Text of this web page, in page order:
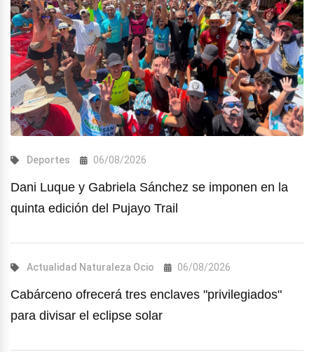
Deportes 06/08/2026
Dani Luque y Gabriela Sánchez se imponen en la
quinta edición del Pujayo Trail
Actualidad Naturaleza Ocio 06/08/2026
Cabárceno ofrecerá tres enclaves "privilegiados"
para divisar el eclipse solar